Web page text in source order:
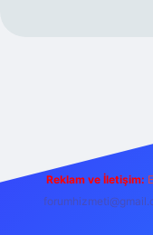
Reklam ve İletişim: